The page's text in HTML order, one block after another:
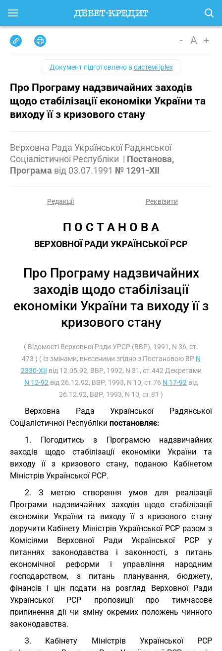
- A +
Документ підготовлено всистемі iplex
Про Програму надзвичайних заходів
щодо стабілізації економіки України та
виходу її з кризового стану
Верховна Рада Української Радянської
Соціалістичної Республіки | Постанова,
Програма від 03.07.1991 № 1291-XII
Редакції Реквізити
П О С Т А Н О В А
ВЕРХОВНОЇ РАДИ УКРАЇНСЬКОЇ РСР
Про Програму надзвичайних
заходів щодо стабілізації
економіки України та виходу її з
кризового стану
( Відомості Верховної Ради УРСР (ВВР), 1991, N 36, ст.
473 ) ( Із змінами, внесеними згідно з Постановою ВР N
2330-XII від 12.05.92, ВВР, 1992, N 31, ст.442 Декретами
N 12-92 від 26.12.92, ВВР, 1993, N 10, ст.76 N 17-92 від
26.12.92, ВВР, 1993, N 10, ст.81 )
Верховна Рада Української Радянської
Соціалістичної Республіки постановляє:
1. Погодитись з Програмою надзвичайних
заходів щодо стабілізації економіки України та
виходу її з кризового стану, поданою Кабінетом
Міністрів Української РСР.
2. З метою створення умов для реалізації
Програми надзвичайних заходів щодо стабілізації
економіки України та виходу її з кризового стану
доручити Кабінету Міністрів Української РСР разом з
Комісіями Верховної Ради Української РСР у
питаннях законодавства і законності, з питань
економічної реформи і управління народним
господарством, з питань планування, бюджету,
фінансів і цін подати на розгляд Верховної Ради
Української РСР пропозиції про тимчасове
припинення дії чи зміну окремих положень чинного
законодавства.
3. Кабінету Міністрів Української РСР